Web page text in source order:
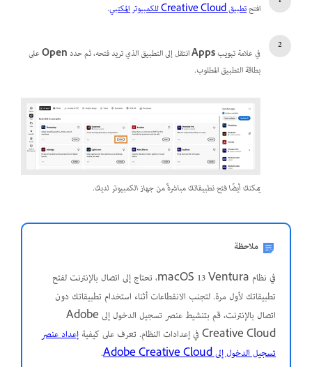
افتحتطبيق Creative Cloud للكمبيوتر المكتبي .
في علامة تبويبAppsانتقل إلى التطبيق الذي تريد فتحه، ثم حددOpenعلى
بطاقة التطبيق المطلوب.
يمكنك أيضًا فتح تطبيقاتك مباشرةً من جهاز الكمبيوتر لديك.
ملاحظة
في نظام macOS 13 Ventura، تحتاج إلى اتصال بالإنترنت لفتح
تطبيقاتك لأول مرة. لتجنب الانقطاعات أثناء استخدام تطبيقاتك دون
اتصال بالإنترنت، قم بتنشيط عنصر تسجيل الدخول إلى Adobe
Creative Cloud في إعدادات النظام. تعرف على كيفية
إعداد عنصر
تسجيل الدخول إلى Adobe Creative Cloud
.